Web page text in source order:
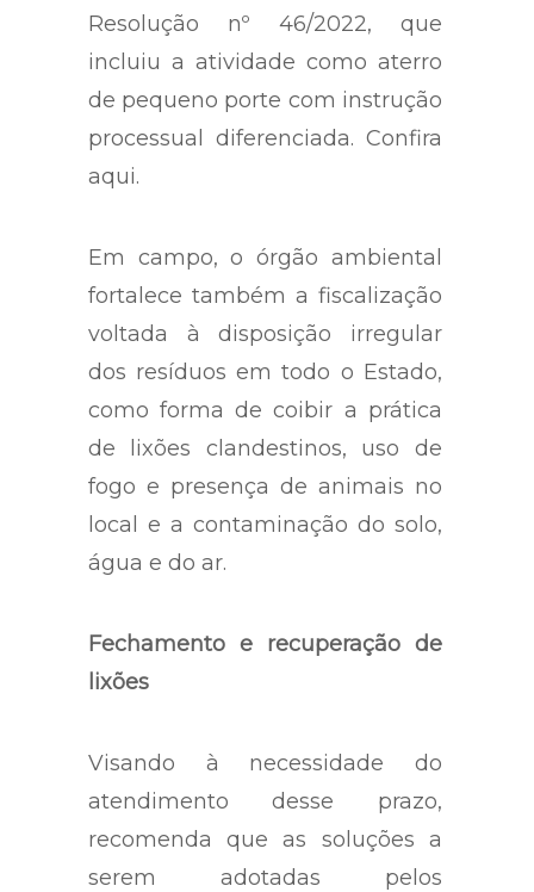
Resolução nº 46/2022, que
incluiu a atividade como aterro
de pequeno porte com instrução
processual diferenciada. Confira
aqui.
Em campo, o órgão ambiental
fortalece também a fiscalização
voltada à disposição irregular
dos resíduos em todo o Estado,
como forma de coibir a prática
de lixões clandestinos, uso de
fogo e presença de animais no
local e a contaminação do solo,
água e do ar.
Fechamento e recuperação de
lixões
Visando à necessidade do
atendimento desse prazo,
recomenda que as soluções a
serem adotadas pelos